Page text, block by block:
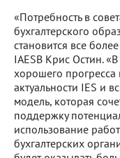
«Потребность в
бухгалтерского
становится все
IAESB Крис Остин.
хорошего прогресса
актуальности IES и
модель, которая
поддержку
использование
бухгалтерских